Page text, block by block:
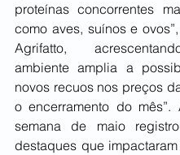
proteínas concorrentes
como aves, suínos e
Agrifatto,
ambiente amplia a
novos recuos nos preços
o encerramento do mês”.
semana de maio
destaques que